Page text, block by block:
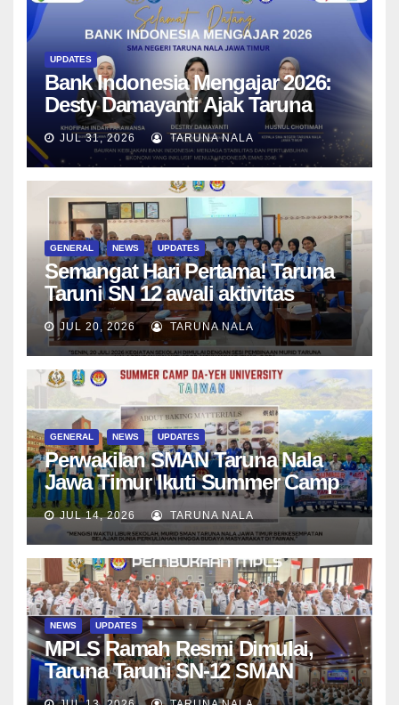
UPDATES
Bank Indonesia Mengajar 2026:
Desty Damayanti Ajak Taruna
SMAN Taruna Nala Jawa Timur
Menjadi Generasi Pemimpin
Berwawasan Global
JUL 31, 2026 TARUNA NALA
GENERAL NEWS UPDATES
Semangat Hari Pertama! Taruna
Taruni SN 12 awali aktivitas
bersama Wali Kelas dan Tes
Asesmen Diagnostik
JUL 20, 2026 TARUNA NALA
GENERAL NEWS UPDATES
Perwakilan SMAN Taruna Nala
Jawa Timur Ikuti Summer Camp
di Da-Yeh University, Taiwan
JUL 14, 2026 TARUNA NALA
NEWS UPDATES
MPLS Ramah Resmi Dimulai,
Taruna Taruni SN-12 SMAN
Taruna Nala Jawa Timur Siap